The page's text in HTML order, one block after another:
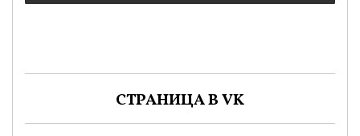
СТРАНИЦА В VK